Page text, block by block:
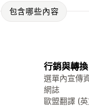
包含哪些內容
行銷與轉換
選單內宣傳
網誌
歐盟翻譯 (